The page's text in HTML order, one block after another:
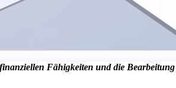
Fähigkeiten und die